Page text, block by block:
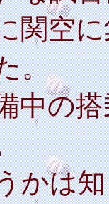
関空
。
の搭
は知